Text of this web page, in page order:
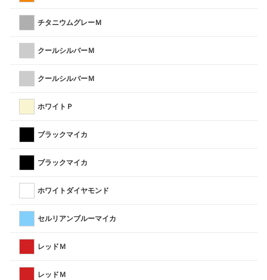
チタニウムグレーＭ
クールシルバーＭ
クールシルバーＭ
ホワイトＰ
ブラックマイカ
ブラックマイカ
ホワイトダイヤモンド
セルリアンブルーマイカ
レッドＭ
レッドＭ